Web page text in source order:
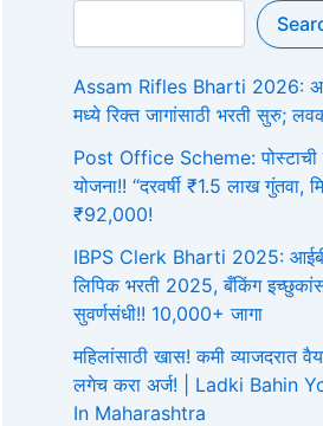
Assam Rifles Bharti 2026:
मध्ये रिक्त जागांसाठी भरती सुरु;
Post Office Scheme: पोस्टाची
योजना!! “दरवर्षी ₹1.5 लाख गुंतवा,
₹92,000!
IBPS Clerk Bharti 2025:
लिपिक भरती 2025, बँकिंग
सुवर्णसंधी!! 10,000+ जागा
महिलांसाठी खास! कमी व्याजदरात
लगेच करा अर्ज! | Ladki Bahin
In Maharashtra